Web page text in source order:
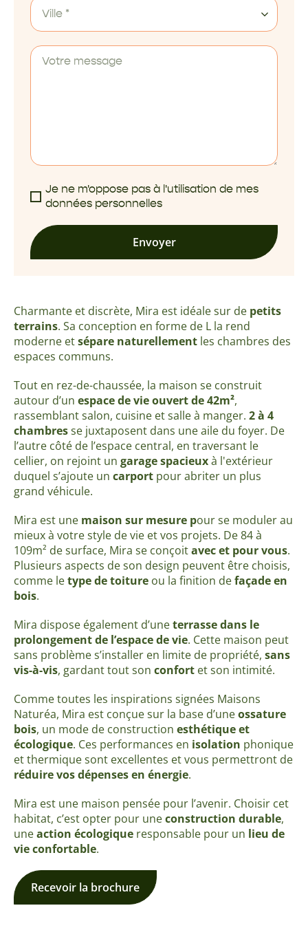
Charmante et discrète, Mira est idéale sur de petits
terrains. Sa conception en forme de L la rend
moderne etsépare naturellement les chambres des
espaces communs.
Tout en rez-de-chaussée, la maison se construit
autour d’un espace de vie ouvert de 42m²,
rassemblant salon, cuisine et salle à manger. 2 à 4
chambresse juxtaposent dans une aile du foyer. De
l’autre côté de l’espace central, en traversant le
cellier, on rejoint un garage spacieuxà l'extérieur
duquel s’ajoute un carport pour abriter un plus
grand véhicule.
Mira est une maison sur mesure pour se moduler au
mieux à votre style de vie et vos projets. De 84 à
109m² de surface, Mira se conçoitavec et pour vous.
Plusieurs aspects de son design peuvent être choisis,
comme letype de toiture ou la finition defaçade en
bois.
Mira dispose également d’uneterrasse dans le
prolongement de l’espace de vie. Cette maison peut
sans problème s’installer en limite de propriété, sans
vis-à-vis, gardant tout son confort et son intimité.
Comme toutes les inspirations signées Maisons
Naturéa, Mira est conçue sur la base d’uneossature
bois, un mode de construction esthétique et
écologique. Ces performances en isolation phonique
et thermique sont excellentes et vous permettront de
réduire vos dépenses en énergie.
Mira est une maison pensée pour l’avenir. Choisir cet
habitat, c’est opter pour uneconstruction durable,
uneaction écologique responsable pour un lieu de
vie confortable.
Recevoir la brochure
Ville *
Je ne m'oppose pas à l'utilisation de mes
données personnelles
Envoyer